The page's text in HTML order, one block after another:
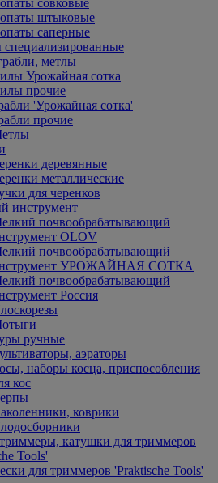
совковые
штыковые
саперные
метлы
Урожайная сотка
прочие
'Урожайная сотка'
прочие
деревянные
металлические
для черенков
инструмент
почвообрабатывающий
OLOV
почвообрабатывающий
УРОЖАЙНАЯ СОТКА
почвообрабатывающий
Россия
ручные
аэраторы
наборы косца, приспособления
кос
коврики
катушки для триммеров
Tools'
для триммеров 'Praktische Tools'